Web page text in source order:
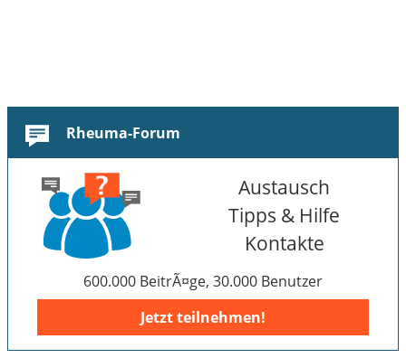
Rheuma-Forum
Austausch
Tipps & Hilfe
Kontakte
600.000 BeitrÃ¤ge, 30.000 Benutzer
Jetzt teilnehmen!